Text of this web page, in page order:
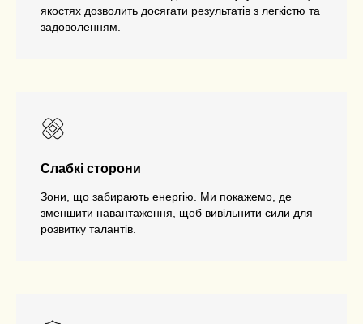
якостях дозволить досягати результатів з легкістю та
задоволенням.
Слабкі сторони
Зони, що забирають енергію. Ми покажемо, де
зменшити навантаження, щоб вивільнити сили для
розвитку талантів.